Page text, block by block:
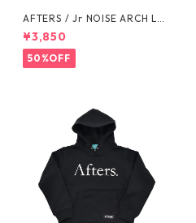
AFTERS / Jr NOISE ARCH LO
GO SWEAT
¥3,850
50%OFF